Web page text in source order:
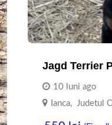
Jagd Terrier
10 luni ago
Ianca, Judetul